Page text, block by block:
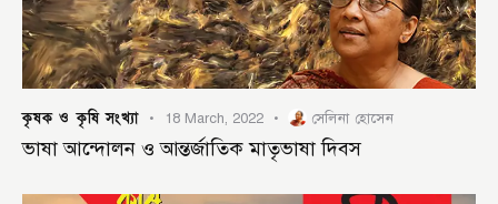
কৃষক ও কৃষি সংখ্যা 18 March, 2022 সেলিনা হোসেন
ভাষা আন্দোলন ও আন্তর্জাতিক মাতৃভাষা দিবস